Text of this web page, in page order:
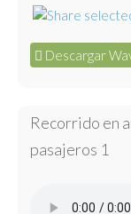
Descargar
Recorrido en
pasajeros 1